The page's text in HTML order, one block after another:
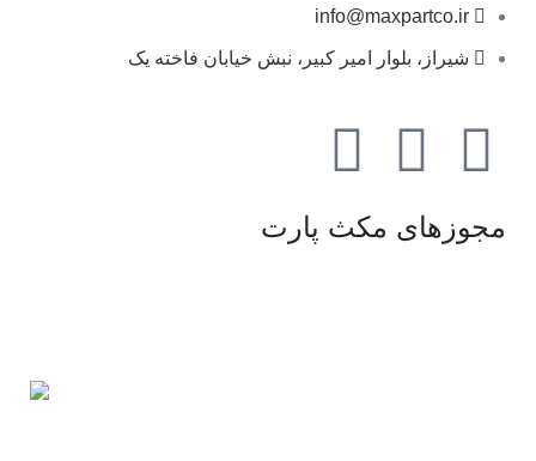
info@maxpartco.ir
شیراز، بلوار امیر کبیر، نبش خیابان فاخته یک
مجوزهای مکث پارت